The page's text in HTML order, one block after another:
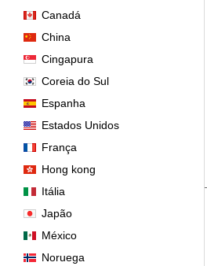
Canadá
China
Cingapura
Coreia do Sul
Espanha
Estados Unidos
França
Hong kong
Itália
Japão
México
Noruega